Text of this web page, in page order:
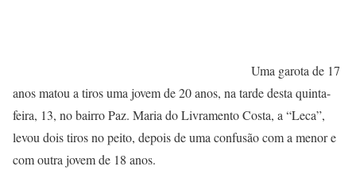
Uma garota de 17
anos matou a tiros uma jovem de 20 anos, na tarde desta quinta-
feira, 13, no bairro Paz. Maria do Livramento Costa, a “Leca”,
levou dois tiros no peito, depois de uma confusão com a menor e
com outra jovem de 18 anos.